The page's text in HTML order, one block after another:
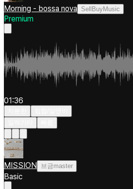
Morning - bossa nova SellBuyMusic
Premium
01:36
MISSION 브금master
Basic